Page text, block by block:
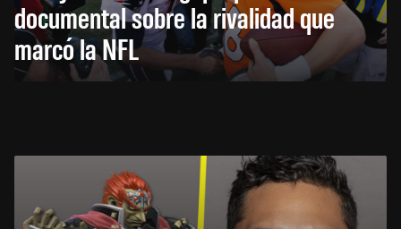
documental sobre la rivalidad que
marcó la NFL